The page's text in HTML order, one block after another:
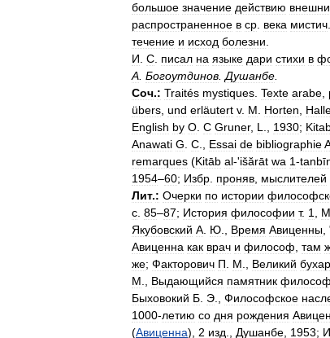
большое значение действию
распространенное в ср века мистич
течение и исход болезни
И С писал на языке дари стихи в
А Богоутдинов Душанбе
Соч.: Traités mystiques Texte arabe
übers und erläutert v. M Horten
English by О С Gruner, L 1930;
Anawati G C Essai de bibliographie
remarques (Kitāb al-'išărāt wa 1-
1954–60; Избр проняв мыслителей
Лит.: Очерки по истории
с 85–87; История философии т. 1 М
Якубовский А Ю Время Авиценны
Авиценна как врач и философ там
же; Факторович П М Великий
М
Выдающийся памятник
Быховокий Б Э Философское
1000-летию со дня рождения
(Авиценна), 2 изд Душанбе 1953;